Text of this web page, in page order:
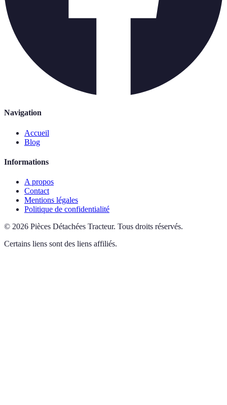
Navigation
Accueil
Blog
Informations
A propos
Contact
Mentions légales
Politique de confidentialité
© 2026 Pièces Détachées Tracteur. Tous droits réservés.
Certains liens sont des liens affiliés.